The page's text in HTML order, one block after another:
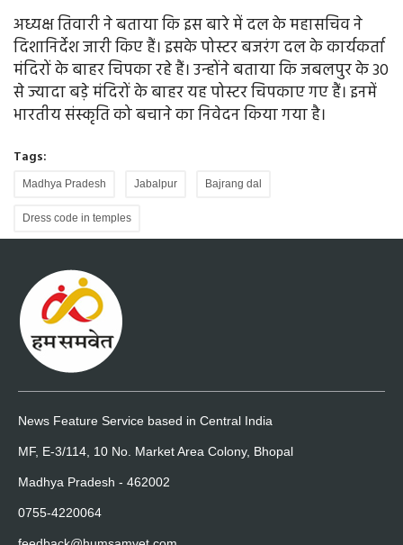
अध्यक्ष तिवारी ने बताया कि इस बारे में दल के महासचिव ने
दिशानिर्देश जारी किए हैं। इसके पोस्टर बजरंग दल के कार्यकर्ता
मंदिरों के बाहर चिपका रहे हैं। उन्होंने बताया कि जबलपुर के 30
से ज्यादा बड़े मंदिरों के बाहर यह पोस्टर चिपकाए गए हैं। इनमें
भारतीय संस्कृति को बचाने का निवेदन किया गया है।
Tags:
Madhya Pradesh Jabalpur Bajrang dal
Dress code in temples
News Feature Service based in Central India
MF, E-3/114, 10 No. Market Area Colony, Bhopal
Madhya Pradesh - 462002
0755-4220064